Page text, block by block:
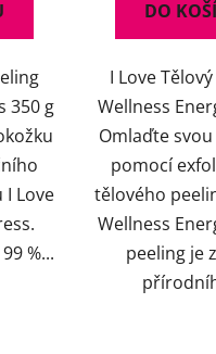
350 g
Love
%...
DO
I Love
Wellness
Omlaďte
pomocí
tělového
Wellness
peeling je